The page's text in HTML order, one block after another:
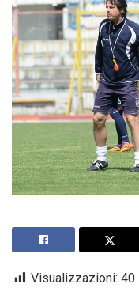
Visualizzazioni: 40